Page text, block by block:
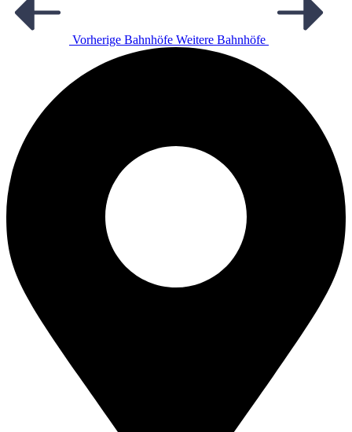
Vorherige Bahnhöfe Weitere Bahnhöfe